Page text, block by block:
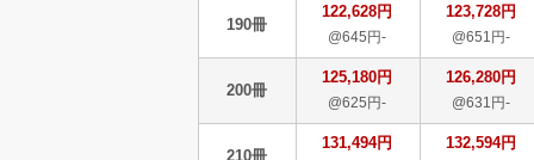
190冊
122,628円
@645円-
123,728円
@651円-
200冊
125,180円
@625円-
126,280円
@631円-
210冊
131,494円 132,594円